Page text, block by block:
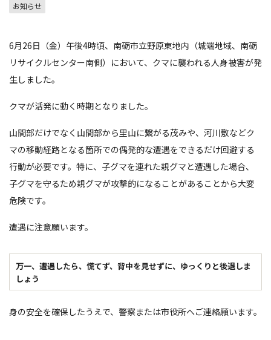
お知らせ
6月26日（金）午後4時頃、南砺市立野原東地内（城端地域、南砺
リサイクルセンター南側）において、クマに襲われる人身被害が発
生しました。
クマが活発に動く時期となりました。
山間部だけでなく山間部から里山に繋がる茂みや、河川敷などク
マの移動経路となる箇所での偶発的な遭遇をできるだけ回避する
行動が必要です。特に、子グマを連れた親グマと遭遇した場合、
子グマを守るため親グマが攻撃的になることがあることから大変
危険です。
遭遇に注意願います。
万一、遭遇したら、慌てず、背中を見せずに、ゆっくりと後退しま
しょう
身の安全を確保したうえで、警察または市役所へご連絡願います。